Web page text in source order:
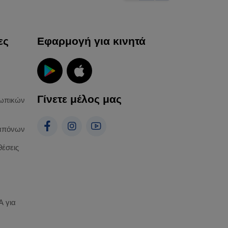
για
Εφαρμογή για κινητά
Γίνετε μέλος μας